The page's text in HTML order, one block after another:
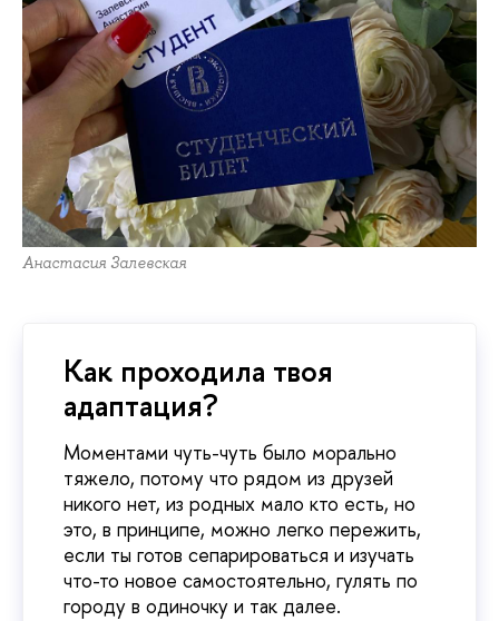
Анастасия Залевская
Как проходила твоя
адаптация?
Моментами чуть-чуть было морально
тяжело, потому что рядом из друзей
никого нет, из родных мало кто есть, но
это, в принципе, можно легко пережить,
если ты готов сепарироваться и изучать
что-то новое самостоятельно, гулять по
городу в одиночку и так далее.